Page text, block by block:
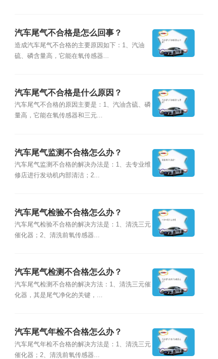
汽车尾气不合格是怎么回事？
造成汽车尾气不合格的主要原因如下：1、汽油
硫、磷含量高，它能在氧传感器...
汽车尾气不合格是什么原因？
汽车尾气不合格的原因主要是：1、汽油含硫、磷
量高，它能在氧传感器和三元...
汽车尾气监测不合格怎么办？
汽车尾气监测不合格的解决办法是：1、去专业维
修店进行发动机内部清洁；2...
汽车尾气检验不合格怎么办？
汽车尾气检验不合格的解决方法是：1、清洗三元
催化器；2、清洗前氧传感器...
汽车尾气检测不合格怎么办？
汽车尾气检测不合格的解决方法：1、清洗三元催
化器，其是尾气净化的关键，...
汽车尾气年检不合格怎么办？
汽车尾气年检不合格的解决方法是：1、清洗三元
催化器；2、清洗前氧传感器...